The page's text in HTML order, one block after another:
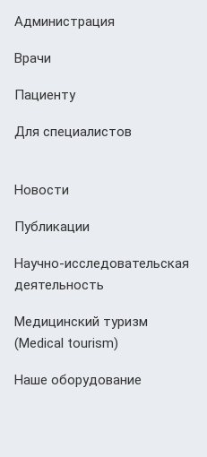
Администрация
Врачи
Пациенту
Для специалистов
Новости
Публикации
Научно-исследовательская
деятельность
Медицинский туризм
(Мedical tourism)
Наше оборудование